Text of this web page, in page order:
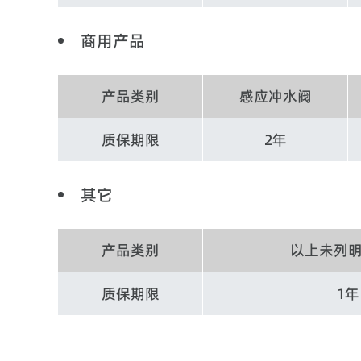
商用产品
产品类别 感应冲水阀
质保期限 2年
其它
产品类别 以上未列
质保期限 1年